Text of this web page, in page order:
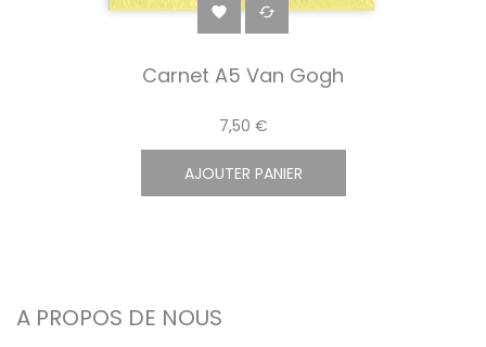
 
Carnet A5 Van Gogh
7,50 €
AJOUTER PANIER
A PROPOS DE NOUS